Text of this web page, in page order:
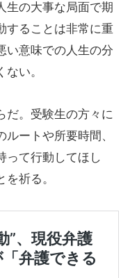
生の大事な局面で期
することは非常に重
い意味での人生の分
い。
だ。受験生の方々に
ートや所要時間、
って行動してほし
祈る。